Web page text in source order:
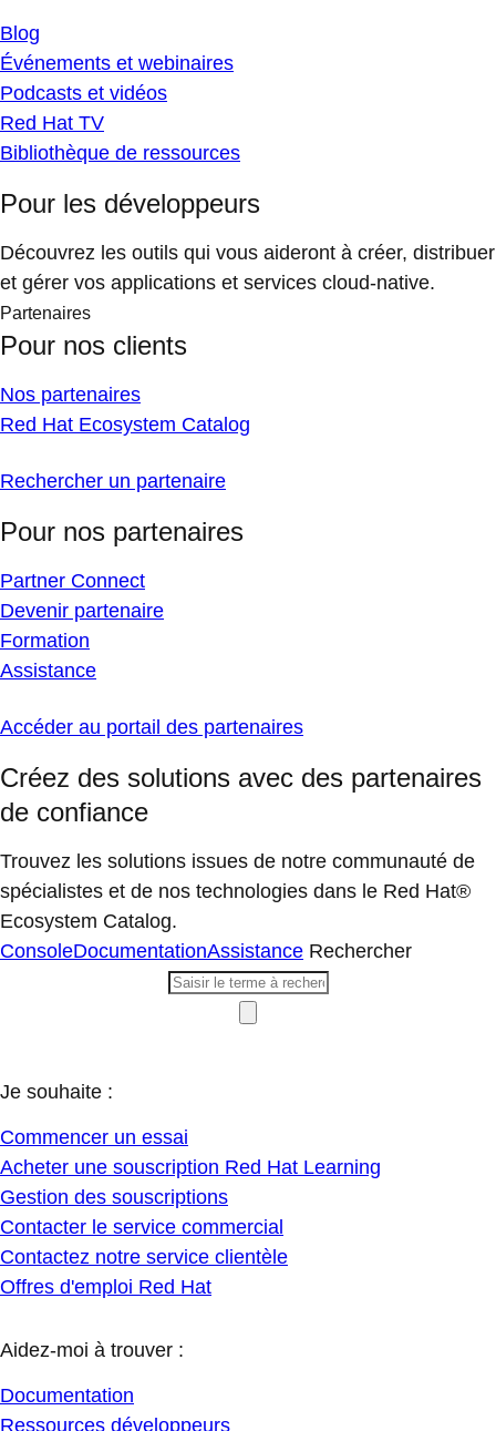
Blog
Événements et webinaires
Podcasts et vidéos
Red Hat TV
Bibliothèque de ressources
Pour les développeurs
Découvrez les outils qui vous aideront à créer, distribuer
et gérer vos applications et services cloud-native.
Partenaires
Pour nos clients
Nos partenaires
Red Hat Ecosystem Catalog
Rechercher un partenaire
Pour nos partenaires
Partner Connect
Devenir partenaire
Formation
Assistance
Accéder au portail des partenaires
Créez des solutions avec des partenaires
de confiance
Trouvez les solutions issues de notre communauté de
spécialistes et de nos technologies dans le Red Hat®
Ecosystem Catalog.
ConsoleDocumentationAssistance Rechercher
Je souhaite :
Commencer un essai
Acheter une souscription Red Hat Learning
Gestion des souscriptions
Contacter le service commercial
Contactez notre service clientèle
Offres d'emploi Red Hat
Aidez-moi à trouver :
Documentation
Ressources développeurs